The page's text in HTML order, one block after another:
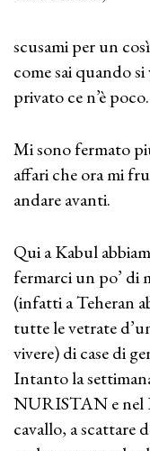
scusami per un
come sai quando
privato ce n’è poco.
Mi sono fermato
affari che ora mi
andare avanti.
Qui a Kabul
fermarci un po’ di
(infatti a Teheran
tutte le vetrate
vivere) di case di
Intanto la
NURISTAN e nel
cavallo, a scattare